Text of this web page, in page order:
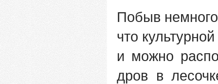
Побыв
что
и можно
дров в